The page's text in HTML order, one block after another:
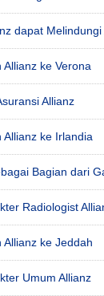
dapat Melindungi
ke Verona
Allianz
ke Irlandia
Bagian dari
Radiologist
ke Jeddah
Umum Allianz